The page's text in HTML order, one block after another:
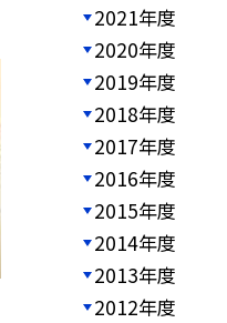
2021年度
2020年度
2019年度
2018年度
2017年度
2016年度
2015年度
2014年度
2013年度
2012年度